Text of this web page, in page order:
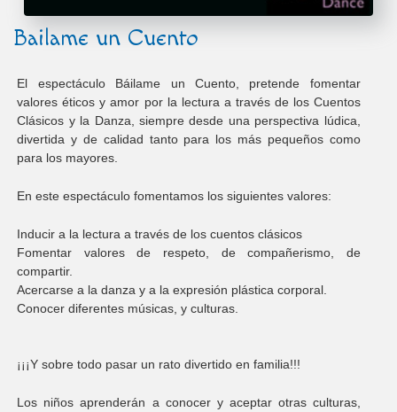
Bailame un Cuento
El espectáculo Báilame un Cuento, pretende fomentar
valores éticos y amor por la lectura a través de los Cuentos
Clásicos y la Danza, siempre desde una perspectiva lúdica,
divertida y de calidad tanto para los más pequeños como
para los mayores.
En este espectáculo fomentamos los siguientes valores:
Inducir a la lectura a través de los cuentos clásicos
Fomentar valores de respeto, de compañerismo, de
compartir.
Acercarse a la danza y a la expresión plástica corporal.
Conocer diferentes músicas, y culturas.
¡¡¡Y sobre todo pasar un rato divertido en familia!!!
Los niños aprenderán a conocer y aceptar otras culturas,